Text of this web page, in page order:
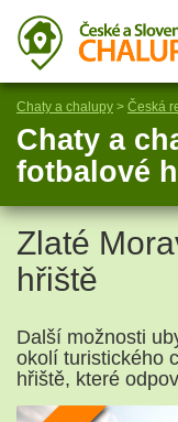
Chaty a chalupy > Česká
Chaty a
fotbalové
Zlaté
hřiště
Další možnosti
okolí turistického
hřiště, které